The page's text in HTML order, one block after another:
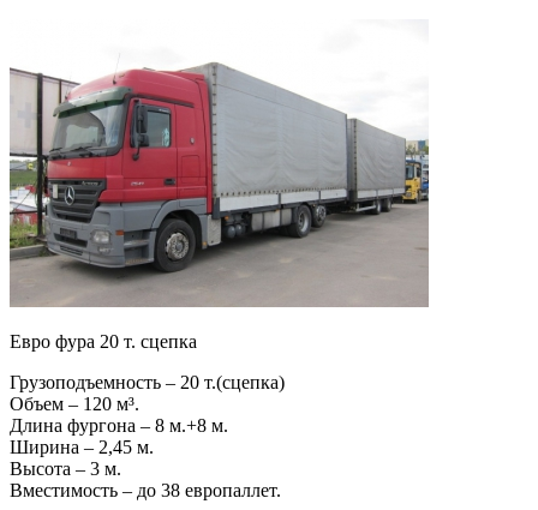
Евро фура 20 т. сцепка
Грузоподъемность – 20 т.(сцепка)
Объем – 120 м³.
Длина фургона – 8 м.+8 м.
Ширина – 2,45 м.
Высота – 3 м.
Вместимость – до 38 европаллет.